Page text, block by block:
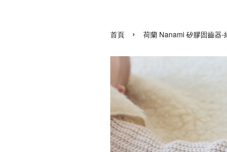
首頁 › 荷蘭 Nanami 矽膠固齒器-